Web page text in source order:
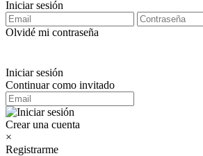
Iniciar sesión
Olvidé mi contraseña
Iniciar sesión
Continuar como invitado
Crear una cuenta
×
Registrarme